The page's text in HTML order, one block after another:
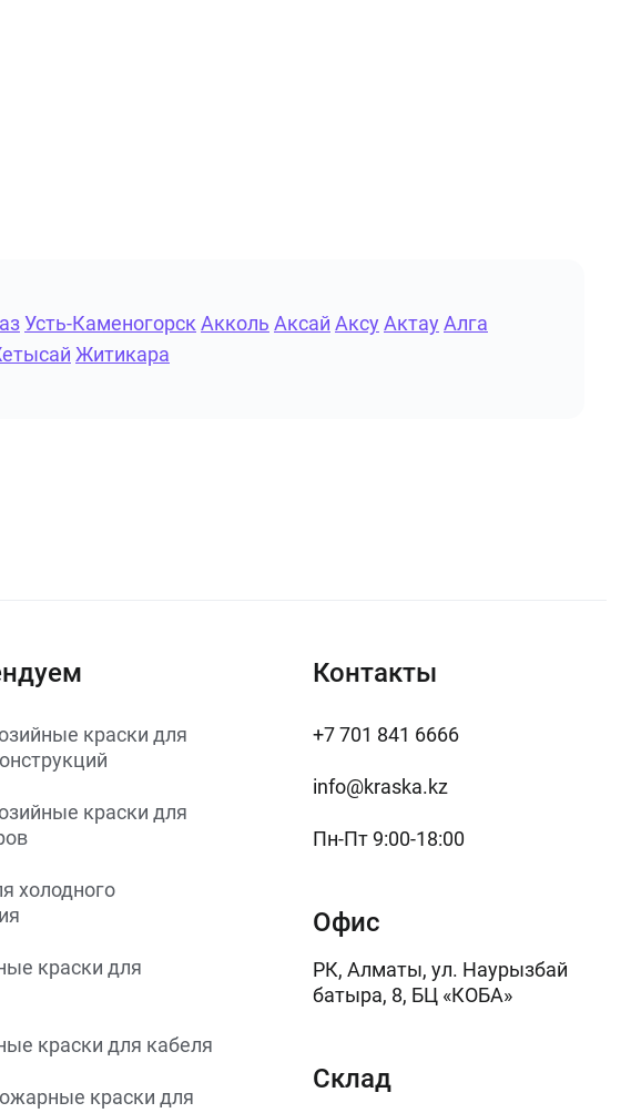
Усть-Каменогорск Акколь Аксай Аксу Актау Алга
Житикара
краски для
краски для
холодного
краски для
краски для кабеля
краски для
Контакты
+7 701 841 6666
info@kraska.kz
Пн-Пт 9:00-18:00
Офис
РК, Алматы, ул. Наурызбай
батыра, 8, БЦ «КОБА»
Склад